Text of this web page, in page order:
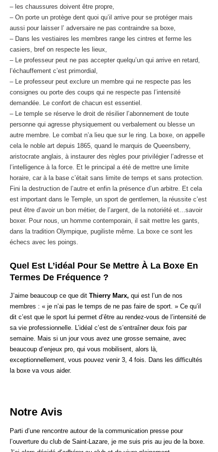
– les chaussures doivent être propre,
– On porte un protège dent quoi qu’il arrive pour se protéger mais
aussi pour laisser l’ adversaire ne pas contraindre sa boxe,
– Dans les vestiaires les membres range les cintres et ferme les
casiers, bref on respecte les lieux,
– Le professeur peut ne pas accepter quelqu’un qui arrive en retard,
l’échauffement c’est primordial,
– Le professeur peut exclure un membre qui ne respecte pas les
consignes ou porte des coups qui ne respecte pas l’intensité
demandée. Le confort de chacun est essentiel.
– Le temple se réserve le droit de résilier l’abonnement de toute
personne qui agresse physiquement ou verbalement ou blesse un
autre membre. Le combat n’a lieu que sur le ring. La boxe, on appelle
cela le noble art depuis 1865, quand le marquis de Queensberry,
aristocrate anglais, à instaurer des règles pour privilégier l’adresse et
l’intelligence à la force. Et le principal a été de mettre une limite
horaire, car à la base c’était sans limite de temps et sans protection.
Fini la destruction de l’autre et enfin la présence d’un arbitre. Et cela
est important dans le Temple, un sport de gentlemen, la réussite c’est
peut être d’avoir un bon métier, de l’argent, de la notoriété et…savoir
boxer. Pour nous, un homme contemporain, il sait mettre les gants,
dans la tradition Olympique, pugiliste même. La boxe ce sont les
échecs avec les poings.
Quel Est L’idéal Pour Se Mettre À La Boxe En
Termes De Fréquence ?
J’aime beaucoup ce que dit Thierry Marx, qui est l’un de nos
membres : « je n’ai pas le temps de ne pas faire de sport. » Ce qu’il
dit c’est que le sport lui permet d’être au rendez-vous de l’intensité de
sa vie professionnelle. L’idéal c’est de s’entraîner deux fois par
semaine. Mais si un jour vous avez une grosse semaine, avec
beaucoup d’enjeux pro, qui vous mobilisent, alors là,
exceptionnellement, vous pouvez venir 3, 4 fois. Dans les difficultés
la boxe va vous aider.
Notre Avis
Parti d’une rencontre autour de la communication presse pour
l’ouverture du club de Saint-Lazare, je me suis pris au jeu de la boxe.